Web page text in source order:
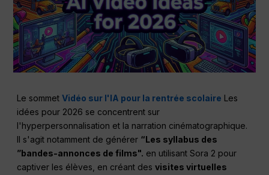
Le sommetVidéo sur l'IA pour la rentrée scolaire Les
idées pour 2026 se concentrent sur
l'hyperpersonnalisation et la narration cinématographique.
Il s'agit notamment de générer “Les syllabus des
”bandes-annonces de films". en utilisant Sora 2 pour
captiver les élèves, en créant desvisites virtuelles